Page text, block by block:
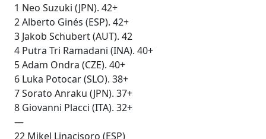
1 Neo Suzuki (JPN). 42+
2 Alberto Ginés (ESP). 42+
3 Jakob Schubert (AUT). 42
4 Putra Tri Ramadani (INA). 40+
5 Adam Ondra (CZE). 40+
6 Luka Potocar (SLO). 38+
7 Sorato Anraku (JPN). 37+
8 Giovanni Placci (ITA). 32+
—
22 Mikel Linacisoro (ESP)